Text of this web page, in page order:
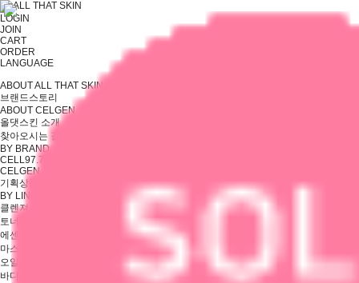
LOGIN
JOIN
CART
ORDER
LANGUAGE
ABOUT ALL THAT SKIN
브랜드스토리
ABOUT CELGEN
올댓스킨 소개
찾아오시는 길
BY BRAND
CELL97.7
CELGEN
기획상품
BY LINE
클렌져
토너/솔루션
에센스/앰플/세럼
마스크/팩
오일/선케어
바디/헤어